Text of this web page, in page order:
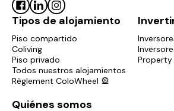
Tipos de alojamiento
Piso compartido
Coliving
Piso privado
Todos nuestros alojamientos
Règlement ColoWheel 🎡
Property
Quiénes somos